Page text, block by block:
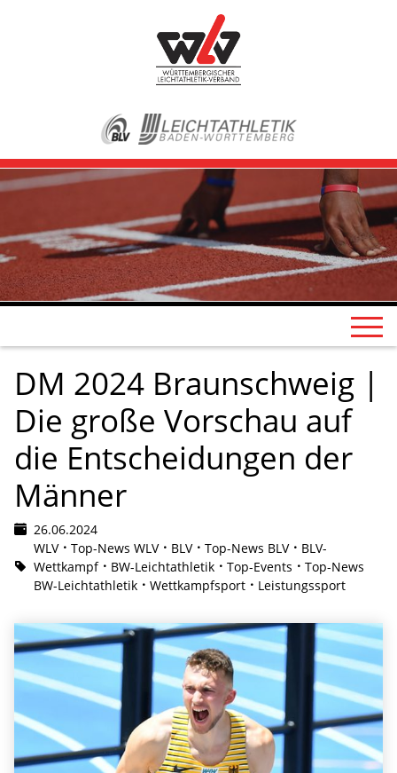
DM 2024 Braunschweig |
Die große Vorschau auf
die Entscheidungen der
Männer
26.06.2024
WLV
Top-News WLV BLV Top-News BLV
BLV-
Wettkampf
BW-Leichtathletik Top-Events
Top-News
BW-Leichtathletik
Wettkampfsport Leistungssport